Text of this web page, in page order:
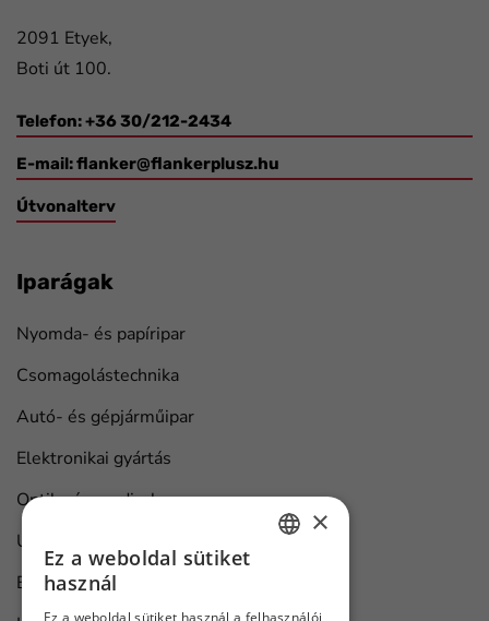
2091 Etyek,
Boti út 100.
Telefon: +36 30/212-2434
E-mail:flanker@flankerplusz.hu
Útvonalterv
Iparágak
Nyomda- és papíripar
Csomagolástechnika
Autó- és gépjárműipar
Elektronikai gyártás
Optika és medical
Univerzális ipari megoldások
Bútorgyártás
×
Ez a weboldal sütiket
használ
Ez a weboldal sütiket használ a felhasználói